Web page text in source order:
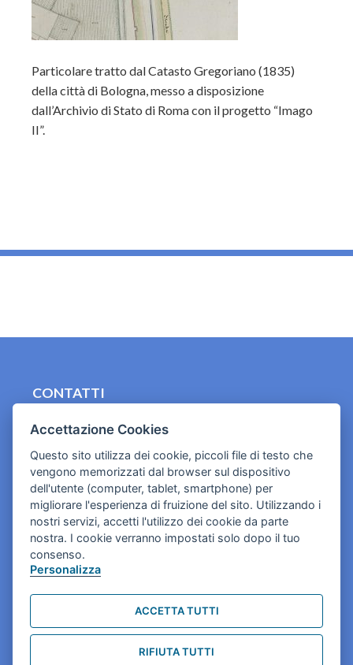
Particolare tratto dal Catasto Gregoriano (1835)
della città di Bologna, messo a disposizione
dall’Archivio di Stato di Roma con il progetto “Imago
II”.
CONTATTI
Cookies e informativa privacy
Accettazione Cookies
Questo sito utilizza dei cookie, piccoli file di testo che
vengono memorizzati dal browser sul dispositivo
dell'utente (computer, tablet, smartphone) per
migliorare l'esperienza di fruizione del sito. Utilizzando i
nostri servizi, accetti l'utilizzo dei cookie da parte
nostra. I cookie verranno impostati solo dopo il tuo
consenso.
Personalizza
ACCETTA TUTTI
RIFIUTA TUTTI